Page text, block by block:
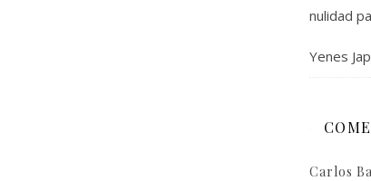
nulidad
Yenes
Carlos